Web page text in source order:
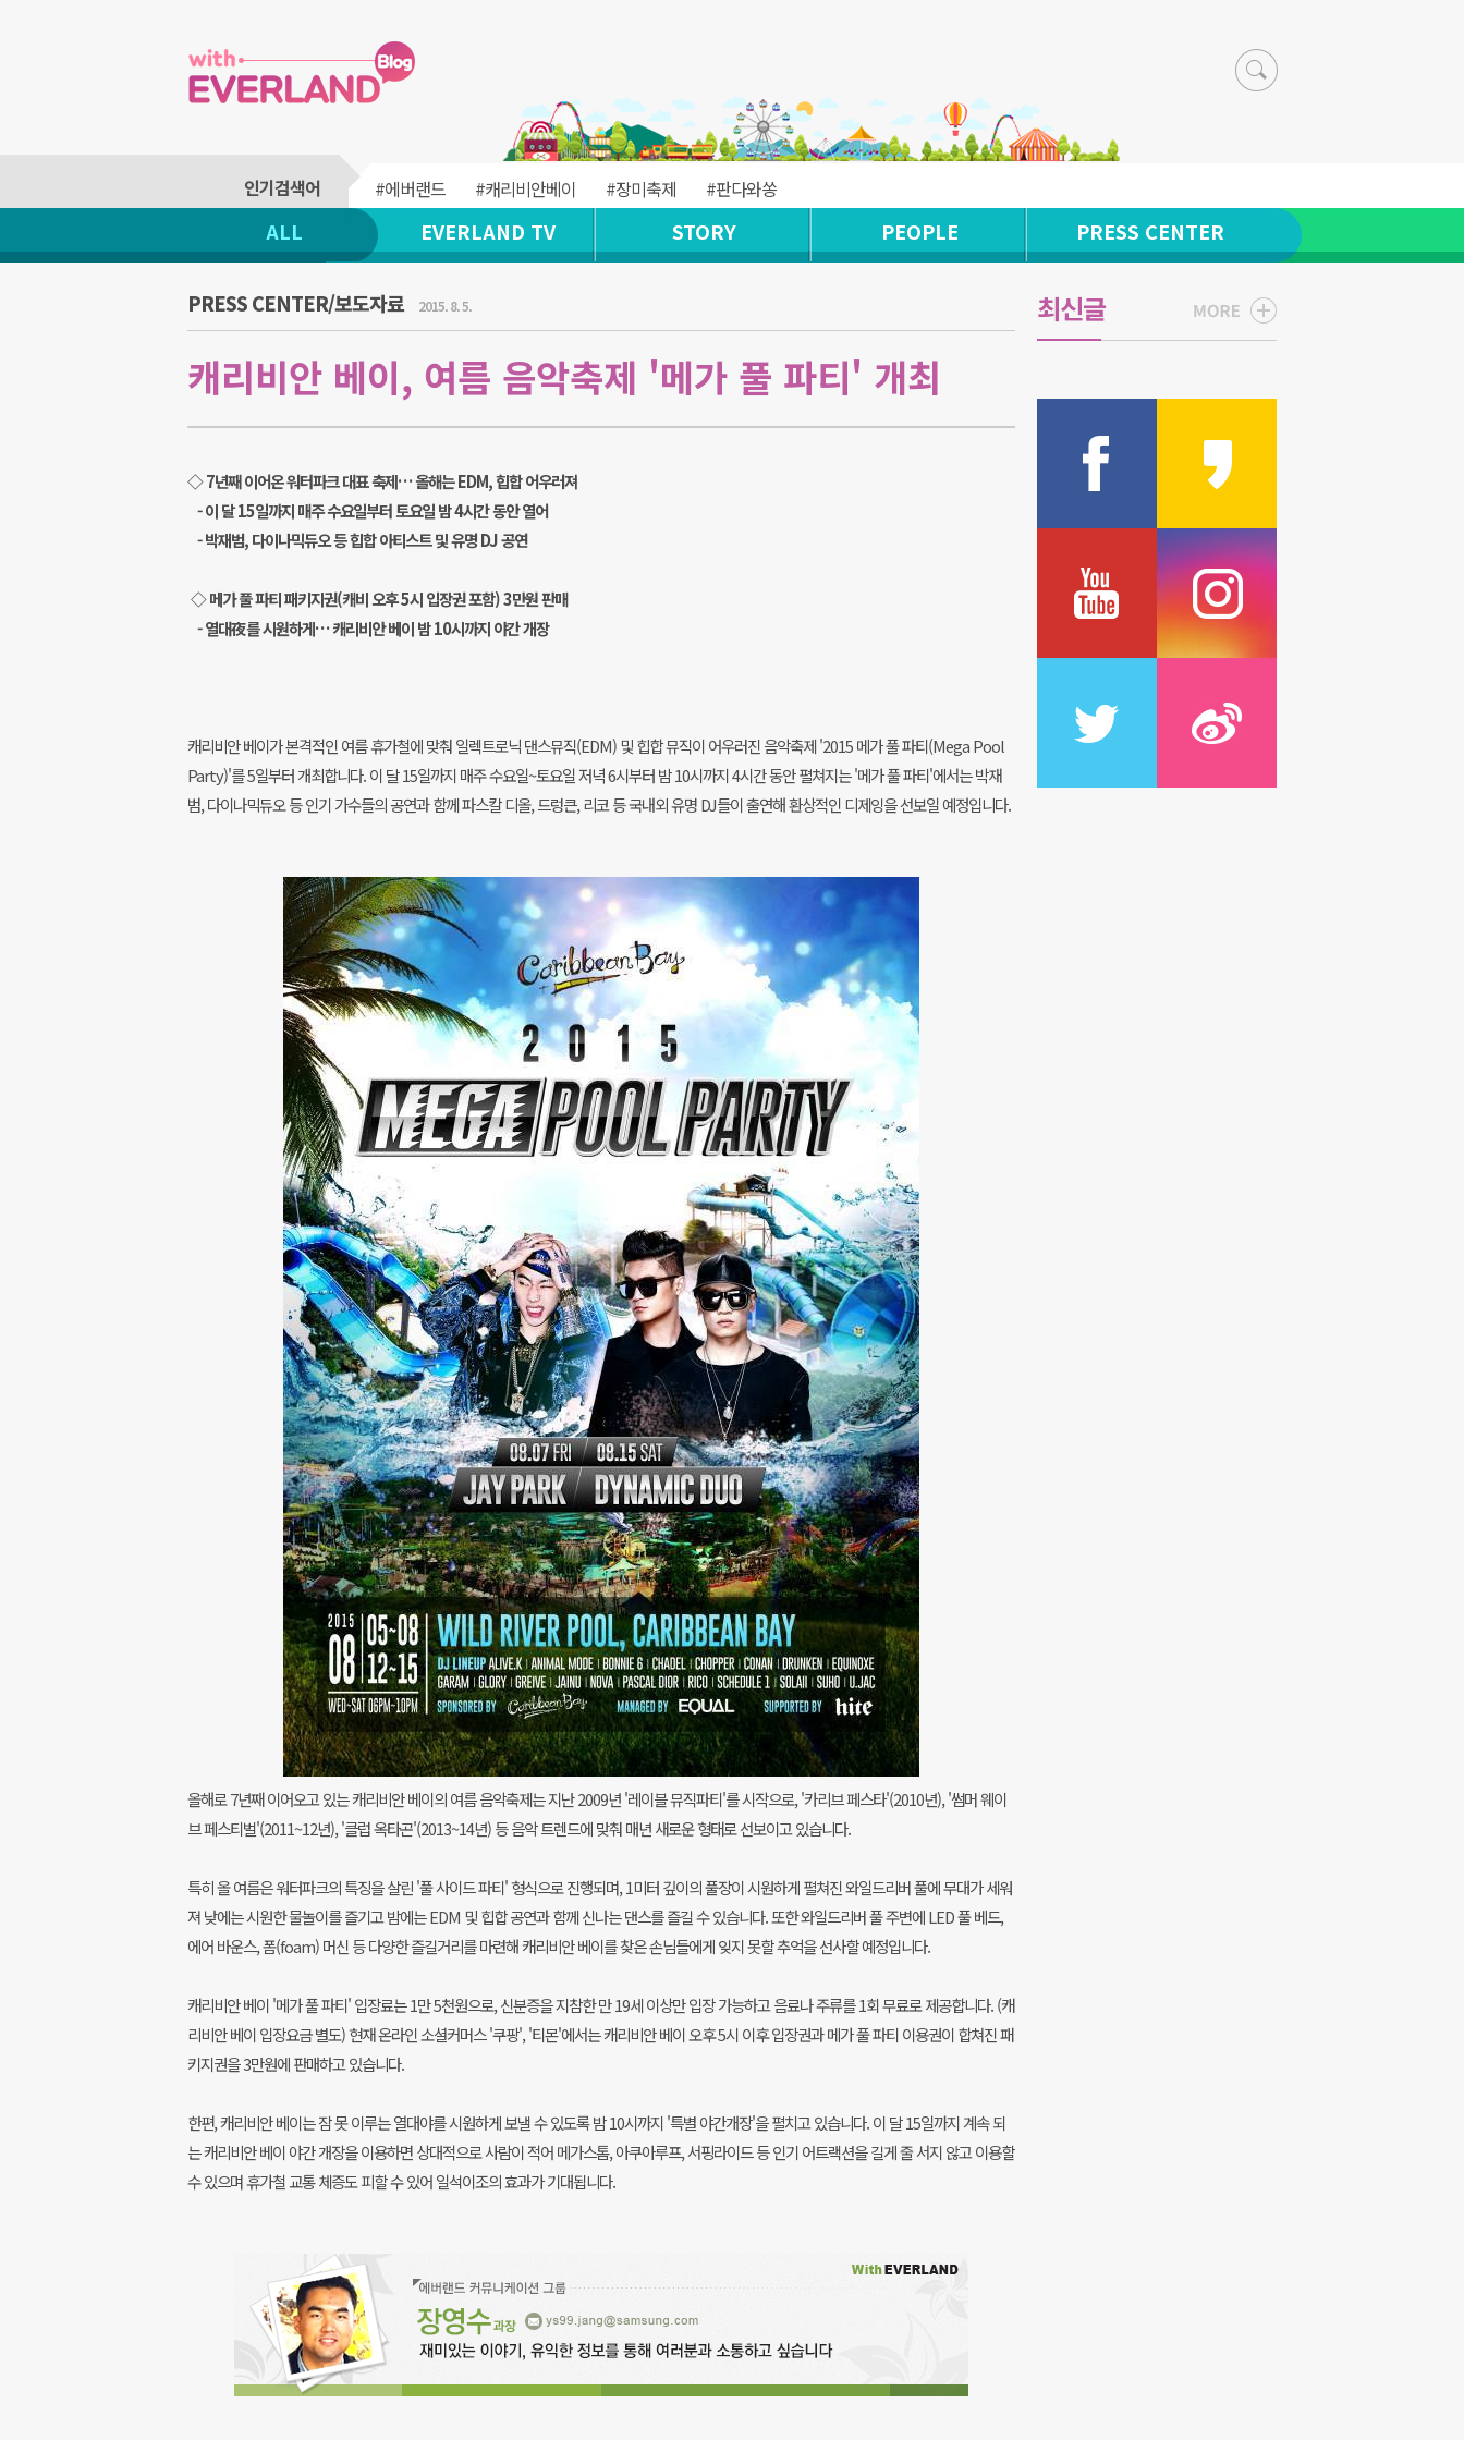
#에버랜드 #캐리비안베이 #장미축제 #판다와쏭
ALL EVERLAND TV STORY PEOPLE PRESS CENTER
PRESS CENTER/보도자료 2015. 8. 5.
캐리비안 베이, 여름 음악축제 '메가 풀 파티' 개최
◇ 7년째 이어온 워터파크 대표 축제… 올해는 EDM, 힙합 어우러져
- 이 달 15일까지 매주 수요일부터 토요일 밤 4시간 동안 열어
- 박재범, 다이나믹듀오 등 힙합 아티스트 및 유명 DJ 공연
◇ 메가 풀 파티 패키지권(캐비 오후 5시 입장권 포함) 3만원 판매
- 열대夜를 시원하게… 캐리비안 베이 밤 10시까지 야간 개장
캐리비안 베이가 본격적인 여름 휴가철에 맞춰 일렉트로닉 댄스뮤직(EDM) 및 힙합 뮤직이 어우러진 음악축제 '2015 메가 풀 파티(Mega Pool
Party)'를 5일부터 개최합니다.이 달 15일까지 매주 수요일~토요일 저녁 6시부터 밤 10시까지 4시간 동안 펼쳐지는 '메가 풀 파티'에서는 박재
범, 다이나믹듀오 등 인기 가수들의 공연과 함께 파스칼 디올, 드렁큰, 리코 등 국내외 유명 DJ들이 출연해 환상적인 디제잉을 선보일 예정입니다.
올해로 7년째 이어오고 있는 캐리비안 베이의 여름 음악축제는 지난 2009년 '레이블 뮤직파티'를 시작으로, '카리브 페스타'(2010년), '썸머 웨이
브 페스티벌'(2011~12년), '클럽 옥타곤'(2013~14년) 등 음악 트렌드에 맞춰 매년 새로운 형태로 선보이고 있습니다.
특히 올 여름은 워터파크의 특징을 살린 '풀 사이드 파티' 형식으로 진행되며, 1미터 깊이의 풀장이 시원하게 펼쳐진 와일드리버 풀에 무대가 세워
져 낮에는 시원한 물놀이를 즐기고 밤에는 EDM 및 힙합 공연과 함께 신나는 댄스를 즐길 수 있습니다.또한 와일드리버 풀 주변에 LED 풀 베드,
에어 바운스, 폼(foam) 머신 등 다양한 즐길거리를 마련해 캐리비안 베이를 찾은 손님들에게 잊지 못할 추억을 선사할 예정입니다.
캐리비안 베이 '메가 풀 파티' 입장료는 1만 5천원으로, 신분증을 지참한 만 19세 이상만 입장 가능하고 음료나 주류를 1회 무료로 제공합니다. (캐
리비안 베이 입장요금 별도)현재 온라인 소셜커머스 '쿠팡', '티몬'에서는 캐리비안 베이 오후 5시 이후 입장권과 메가 풀 파티 이용권이 합쳐진 패
키지권을 3만원에 판매하고 있습니다.
한편, 캐리비안 베이는 잠 못 이루는 열대야를 시원하게 보낼 수 있도록 밤 10시까지 '특별 야간개장'을 펼치고 있습니다.이 달 15일까지 계속 되
는 캐리비안 베이 야간 개장을 이용하면 상대적으로 사람이 적어 메가스톰, 아쿠아루프, 서핑라이드 등 인기 어트랙션을 길게 줄 서지 않고 이용할
수 있으며 휴가철 교통 체증도 피할 수 있어 일석이조의 효과가 기대됩니다.
최신글